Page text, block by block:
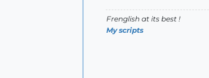
Frenglish at its best !
My scripts